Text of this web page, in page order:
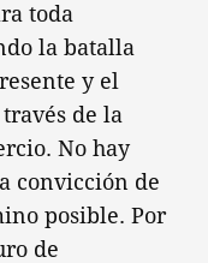
toda
la batalla
y el
de la
No hay
convicción de
posible. Por
de